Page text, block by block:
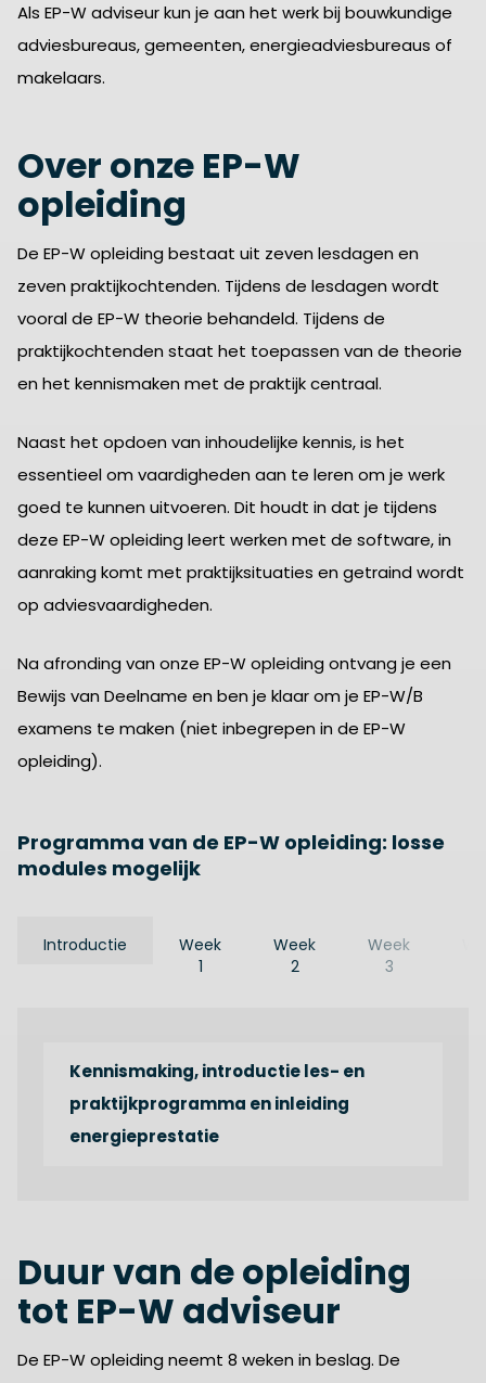
Als EP-W adviseur kun je aan het werk bij bouwkundige
adviesbureaus, gemeenten, energieadviesbureaus of
makelaars.
Over onze EP-W
opleiding
De EP-W opleiding bestaat uit zeven lesdagen en
zeven praktijkochtenden. Tijdens de lesdagen wordt
vooral de EP-W theorie behandeld. Tijdens de
praktijkochtenden staat het toepassen van de theorie
en het kennismaken met de praktijk centraal.
Naast het opdoen van inhoudelijke kennis, is het
essentieel om vaardigheden aan te leren om je werk
goed te kunnen uitvoeren. Dit houdt in dat je tijdens
deze EP-W opleiding leert werken met de software, in
aanraking komt met praktijksituaties en getraind wordt
op adviesvaardigheden.
Na afronding van onze EP-W opleiding ontvang je een
Bewijs van Deelname en ben je klaar om je EP-W/B
examens te maken (niet inbegrepen in de EP-W
opleiding).
Programma van de EP-W opleiding: losse
modules mogelijk
Introductie
Week
1
Week
2
Week
3
Kennismaking, introductie les- en
praktijkprogramma en inleiding
energieprestatie
Duur van de opleiding
tot EP-W adviseur
De EP-W opleiding neemt 8 weken in beslag. De